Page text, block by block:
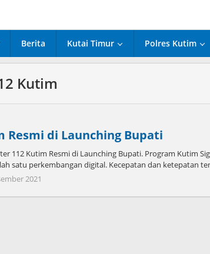
Berita Kutai Timur Polres Kutim
Kutim
Resmi di Launching Bupati
112 Kutim Resmi di Launching Bupati. Program Kutim
satu perkembangan digital. Kecepatan dan ketepatan
2021